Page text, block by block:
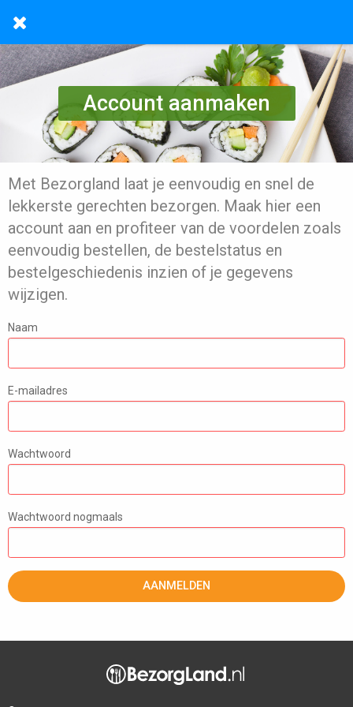
Account aanmaken
Met Bezorgland laat je eenvoudig en snel de
lekkerste gerechten bezorgen. Maak hier een
account aan en profiteer van de voordelen zoals
eenvoudig bestellen, de bestelstatus en
bestelgeschiedenis inzien of je gegevens
wijzigen.
Naam
E-mailadres
Wachtwoord
Wachtwoord nogmaals
AANMELDEN